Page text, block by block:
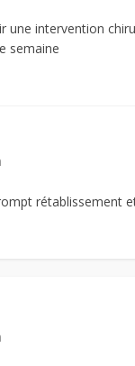
une intervention
semaine
rétablissement